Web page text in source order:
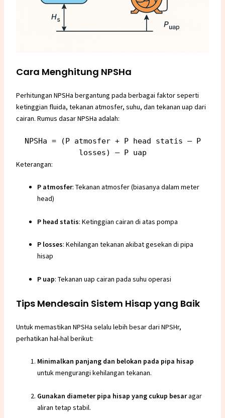
Cara Menghitung NPSHa
Perhitungan NPSHa bergantung pada berbagai faktor seperti
ketinggian fluida, tekanan atmosfer, suhu, dan tekanan uap dari
cairan. Rumus dasar NPSHa adalah:
NPSHa = (P atmosfer + P head statis – P
losses) – P uap
Keterangan:
P atmosfer: Tekanan atmosfer (biasanya dalam meter
head)
P head statis: Ketinggian cairan di atas pompa
P losses: Kehilangan tekanan akibat gesekan di pipa
hisap
P uap: Tekanan uap cairan pada suhu operasi
Tips Mendesain Sistem Hisap yang Baik
Untuk memastikan NPSHa selalu lebih besar dari NPSHr,
perhatikan hal-hal berikut:
Minimalkan panjang dan belokan pada pipa hisap
untuk mengurangi kehilangan tekanan.
Gunakan diameter pipa hisap yang cukup besaragar
aliran tetap stabil.